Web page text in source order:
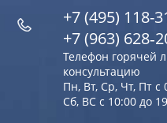
+7 (495) 118-
+7 (963)
Телефон горячей
консультацию
Пн, Вт, Ср, Чт, Пт с
Сб, ВС с 10:00 до